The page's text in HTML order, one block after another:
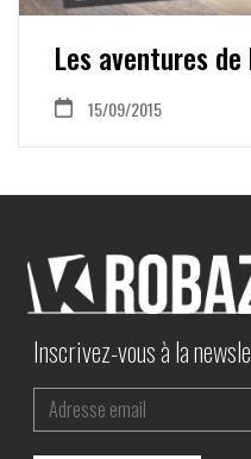
Les aventures de
15/09/2015
Inscrivez-vous à la